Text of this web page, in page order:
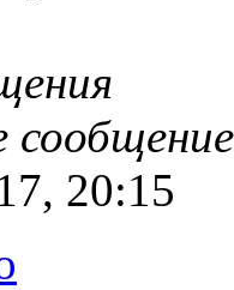
сообщение
20:15